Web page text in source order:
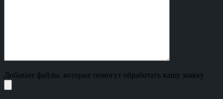
Добавьте файлы, которые помогут обработать вашу заявку